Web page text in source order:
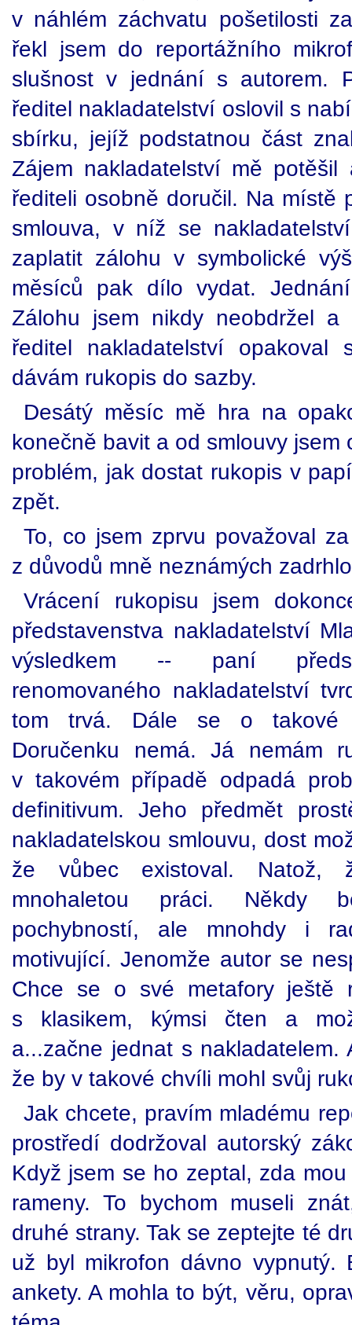
v náhlém záchvatu pošetilosti
řekl jsem do reportážního
slušnost v jednání s autorem.
ředitel nakladatelství oslovil s
sbírku, jejíž podstatnou část
Zájem nakladatelství mě
řediteli osobně doručil. Na místě
smlouva, v níž se
zaplatit zálohu v symbolické
měsíců pak dílo vydat.
Zálohu jsem nikdy neobdržel a
ředitel nakladatelství
dávám rukopis do sazby.
Desátý měsíc mě hra na
konečně bavit a od smlouvy
problém, jak dostat rukopis v
zpět.
To, co jsem zprvu považoval
z důvodů mně neznámých
Vrácení rukopisu jsem
představenstva nakladatelství
výsledkem -- paní
renomovaného nakladatelství
tom trvá. Dále se o takové
Doručenku nemá. Já nemám
v takovém případě odpadá
definitivum. Jeho předmět
nakladatelskou smlouvu, dost
že vůbec existoval. Natož,
mnohaletou práci. Někdy
pochybností, ale mnohdy i
motivující. Jenomže autor se
Chce se o své metafory ještě
s klasikem, kýmsi čten a
a...začne jednat s
že by v takové chvíli mohl svůj
Jak chcete, pravím mladému
prostředí dodržoval autorský
Když jsem se ho zeptal, zda
rameny. To bychom museli
druhé strany. Tak se zeptejte té
už byl mikrofon dávno vypnutý.
ankety. A mohla to být, věru,